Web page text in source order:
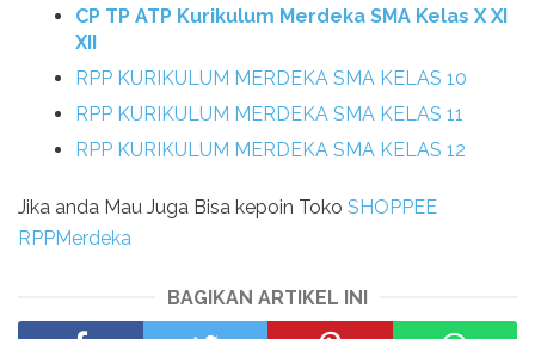
CP TP ATP Kurikulum Merdeka SMA Kelas X XI
XII
RPP KURIKULUM MERDEKA SMA KELAS 10
RPP KURIKULUM MERDEKA SMA KELAS 11
RPP KURIKULUM MERDEKA SMA KELAS 12
Jika anda Mau Juga Bisa kepoin Toko SHOPPEE
RPPMerdeka
BAGIKAN ARTIKEL INI